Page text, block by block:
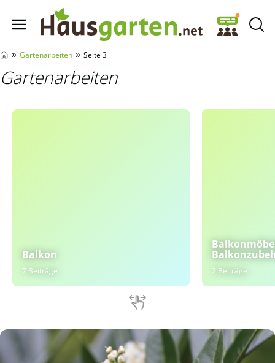
Hausgarten.net
» Gartenarbeiten » Seite 3
Gartenarbeiten
Balkon
7 Beiträge 2 Beiträge